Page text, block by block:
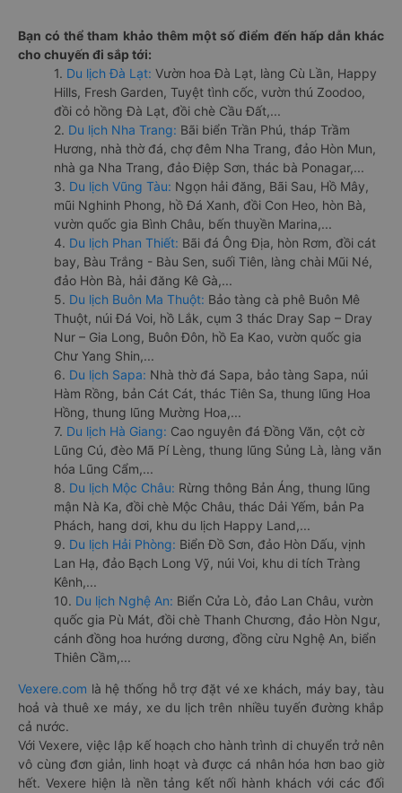
Bạn có thể tham khảo thêm một số điểm đến hấp dẫn khác
cho chuyến đi sắp tới:
1. Du lịch Đà Lạt: Vườn hoa Đà Lạt, làng Cù Lần, Happy
Hills, Fresh Garden, Tuyệt tình cốc, vườn thú Zoodoo,
đồi cỏ hồng Đà Lạt, đồi chè Cầu Đất,...
2. Du lịch Nha Trang: Bãi biển Trần Phú, tháp Trầm
Hương, nhà thờ đá, chợ đêm Nha Trang, đảo Hòn Mun,
nhà ga Nha Trang, đảo Điệp Sơn, thác bà Ponagar,...
3. Du lịch Vũng Tàu: Ngọn hải đăng, Bãi Sau, Hồ Mây,
mũi Nghinh Phong, hồ Đá Xanh, đồi Con Heo, hòn Bà,
vườn quốc gia Bình Châu, bến thuyền Marina,...
4. Du lịch Phan Thiết: Bãi đá Ông Địa, hòn Rơm, đồi cát
bay, Bàu Trắng - Bàu Sen, suối Tiên, làng chài Mũi Né,
đảo Hòn Bà, hải đăng Kê Gà,...
5. Du lịch Buôn Ma Thuột: Bảo tàng cà phê Buôn Mê
Thuột, núi Đá Voi, hồ Lắk, cụm 3 thác Dray Sap – Dray
Nur – Gia Long, Buôn Đôn, hồ Ea Kao, vườn quốc gia
Chư Yang Shin,...
6. Du lịch Sapa: Nhà thờ đá Sapa, bảo tàng Sapa, núi
Hàm Rồng, bản Cát Cát, thác Tiên Sa, thung lũng Hoa
Hồng, thung lũng Mường Hoa,...
7. Du lịch Hà Giang: Cao nguyên đá Đồng Văn, cột cờ
Lũng Cú, đèo Mã Pí Lèng, thung lũng Sủng Là, làng văn
hóa Lũng Cẩm,...
8. Du lịch Mộc Châu: Rừng thông Bản Áng, thung lũng
mận Nà Ka, đồi chè Mộc Châu, thác Dải Yếm, bản Pa
Phách, hang dơi, khu du lịch Happy Land,...
9. Du lịch Hải Phòng: Biển Đồ Sơn, đảo Hòn Dấu, vịnh
Lan Hạ, đảo Bạch Long Vỹ, núi Voi, khu di tích Tràng
Kênh,...
10. Du lịch Nghệ An: Biển Cửa Lò, đảo Lan Châu, vườn
quốc gia Pù Mát, đồi chè Thanh Chương, đảo Hòn Ngư,
cánh đồng hoa hướng dương, đồng cừu Nghệ An, biển
Thiên Cầm,...
Vexere.com là hệ thống hỗ trợ đặt vé xe khách, máy bay, tàu
hoả và thuê xe máy, xe du lịch trên nhiều tuyến đường khắp
cả nước.
Với Vexere, việc lập kế hoạch cho hành trình di chuyển trở nên
vô cùng đơn giản, linh hoạt và được cá nhân hóa hơn bao giờ
hết. Vexere hiện là nền tảng kết nối hành khách với các đối